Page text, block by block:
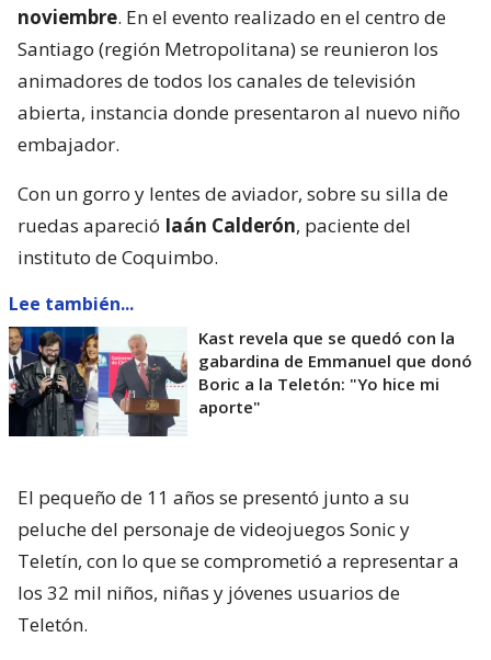
noviembre. En el evento realizado en el centro de
Santiago (región Metropolitana) se reunieron los
animadores de todos los canales de televisión
abierta, instancia donde presentaron al nuevo niño
embajador.
Con un gorro y lentes de aviador, sobre su silla de
ruedas apareció Iaán Calderón, paciente del
instituto de Coquimbo.
Lee también...
Kast revela que se quedó con la
gabardina de Emmanuel que donó
Boric a la Teletón: "Yo hice mi
aporte"
El pequeño de 11 años se presentó junto a su
peluche del personaje de videojuegos Sonic y
Teletín, con lo que se comprometió a representar a
los 32 mil niños, niñas y jóvenes usuarios de
Teletón.